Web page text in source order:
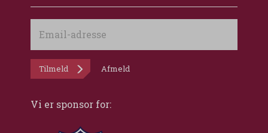
adresse
Tilmeld Afmeld
Vi er sponsor for: